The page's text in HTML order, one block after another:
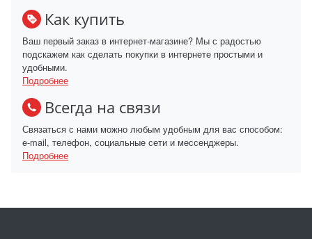
Как купить
Ваш первый заказ в интернет-магазине? Мы с радостью
подскажем как сделать покупки в интернете простыми и
удобными.
Подробнее
Всегда на связи
Связаться с нами можно любым удобным для вас способом:
e-mail, телефон, социальные сети и мессенджеры.
Подробнее